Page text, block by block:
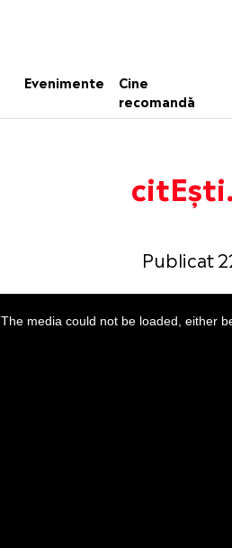
Evenimente
Cine
recomandă
Publicat
The media could not be loaded, either